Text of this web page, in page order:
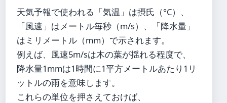
天気予報で使われる「気温」は摂氏（°C）、
「風速」はメートル毎秒（m/s）、「降水量」
はミリメートル（mm）で示されます。
例えば、風速5m/sは木の葉が揺れる程度で、
降水量1mmは1時間に1平方メートルあたり1リ
ットルの雨を意味します。
これらの単位を押さえておけば、